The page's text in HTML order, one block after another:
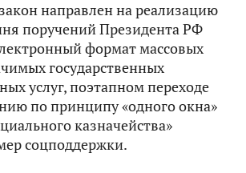
направлен на реализацию
поручений Президента РФ
формат массовых
государственных
услуг, поэтапном переходе
по принципу «одного окна»
казначейства»
соцподдержки.